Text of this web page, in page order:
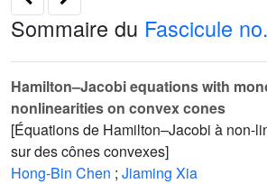
Sommaire du Fascicule
Hamilton–Jacobi equations with
nonlinearities on convex cones
[Équations de Hamilton–Jacobi à non-
sur des cônes convexes]
Hong-Bin Chen ; Jiaming Xia